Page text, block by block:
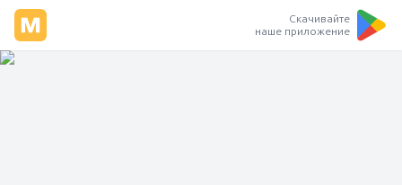
Скачивайте
наше приложение